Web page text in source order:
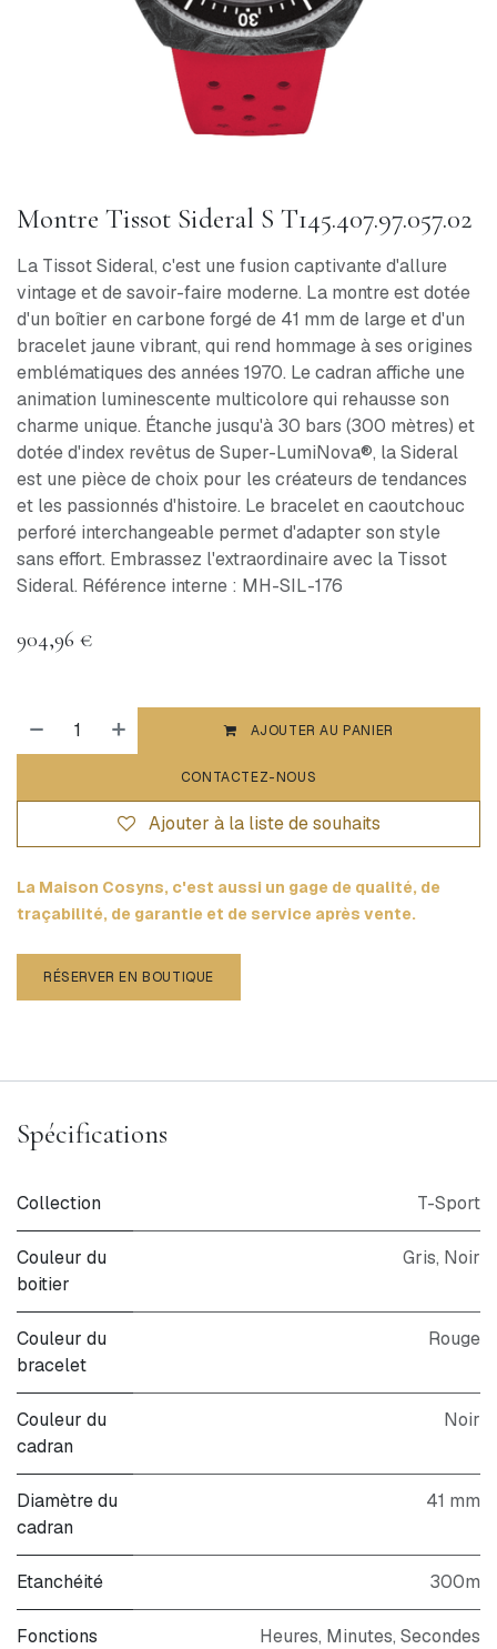
Montre Tissot Sideral S T145.407.97.057.02
La Tissot Sideral, c'est une fusion captivante d'allure
vintage et de savoir-faire moderne. La montre est dotée
d'un boîtier en carbone forgé de 41 mm de large et d'un
bracelet jaune vibrant, qui rend hommage à ses origines
emblématiques des années 1970. Le cadran affiche une
animation luminescente multicolore qui rehausse son
charme unique. Étanche jusqu'à 30 bars (300 mètres) et
dotée d'index revêtus de Super-LumiNova®, la Sideral
est une pièce de choix pour les créateurs de tendances
et les passionnés d'histoire. Le bracelet en caoutchouc
perforé interchangeable permet d'adapter son style
sans effort. Embrassez l'extraordinaire avec la Tissot
Sideral. Référence interne : MH-SIL-176
904,96 €
AJOUTER AU PANIER
CONTACTEZ-NOUS
Ajouter à la liste de souhaits
La Maison Cosyns, c'est aussi un gage de qualité, de
traçabilité, de garantie et de service après vente.
RÉSERVER EN BOUTIQUE
Spécifications
Collection T-Sport
Couleur du
boitier
Gris, Noir
Couleur du
bracelet
Rouge
Couleur du
cadran
Noir
Diamètre du
cadran
41 mm
Etanchéité 300m
Fonctions Heures, Minutes, Secondes